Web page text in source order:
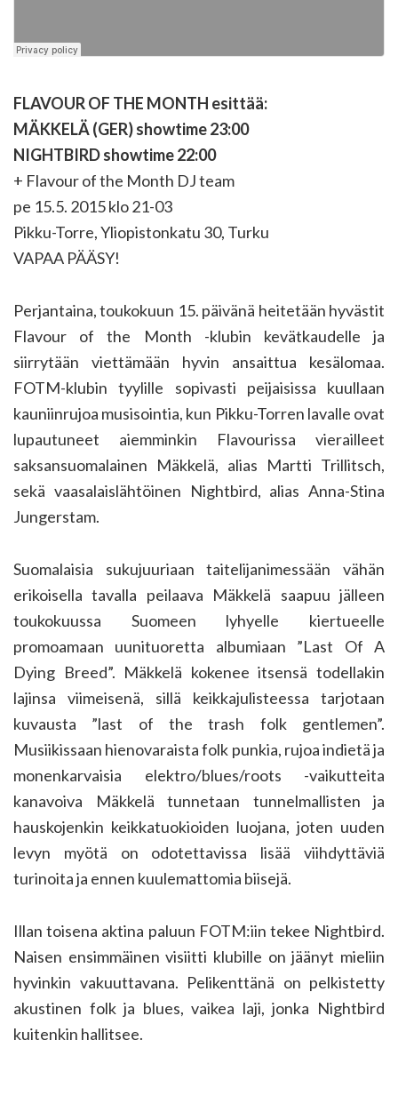
FLAVOUR OF THE MONTH esittää:
MÄKKELÄ (GER) showtime 23:00
NIGHTBIRD showtime 22:00
+ Flavour of the Month DJ team
pe 15.5. 2015 klo 21-03
Pikku-Torre, Yliopistonkatu 30, Turku
VAPAA PÄÄSY!
Perjantaina, toukokuun 15. päivänä heitetään hyvästit
Flavour of the Month -klubin kevätkaudelle ja
siirrytään viettämään hyvin ansaittua kesälomaa.
FOTM-klubin tyylille sopivasti peijaisissa kuullaan
kauniinrujoa musisointia, kun Pikku-Torren lavalle ovat
lupautuneet aiemminkin Flavourissa vierailleet
saksansuomalainen Mäkkelä, alias Martti Trillitsch,
sekä vaasalaislähtöinen Nightbird, alias Anna-Stina
Jungerstam.
Suomalaisia sukujuuriaan taitelijanimessään vähän
erikoisella tavalla peilaava Mäkkelä saapuu jälleen
toukokuussa Suomeen lyhyelle kiertueelle
promoamaan uunituoretta albumiaan ”Last Of A
Dying Breed”. Mäkkelä kokenee itsensä todellakin
lajinsa viimeisenä, sillä keikkajulisteessa tarjotaan
kuvausta ”last of the trash folk gentlemen”.
Musiikissaan hienovaraista folk punkia, rujoa indietä ja
monenkarvaisia elektro/blues/roots -vaikutteita
kanavoiva Mäkkelä tunnetaan tunnelmallisten ja
hauskojenkin keikkatuokioiden luojana, joten uuden
levyn myötä on odotettavissa lisää viihdyttäviä
turinoita ja ennen kuulemattomia biisejä.
Illan toisena aktina paluun FOTM:iin tekee Nightbird.
Naisen ensimmäinen visiitti klubille on jäänyt mieliin
hyvinkin vakuuttavana. Pelikenttänä on pelkistetty
akustinen folk ja blues, vaikea laji, jonka Nightbird
kuitenkin hallitsee.